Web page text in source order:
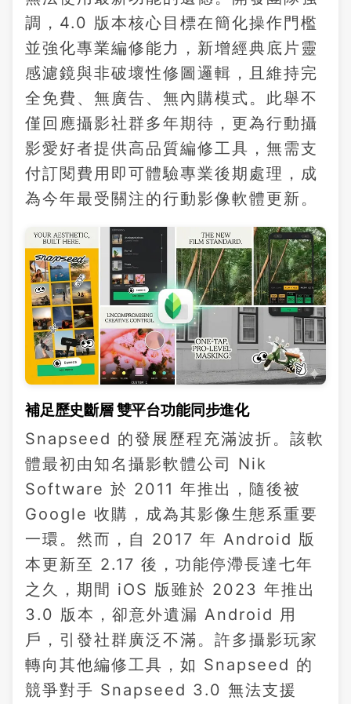
調，4.0 版本核心目標在簡化操作門檻
並強化專業編修能力，新增經典底片靈
感濾鏡與非破壞性修圖邏輯，且維持完
全免費、無廣告、無內購模式。此舉不
僅回應攝影社群多年期待，更為行動攝
影愛好者提供高品質編修工具，無需支
付訂閱費用即可體驗專業後期處理，成
為今年最受關注的行動影像軟體更新。
補足歷史斷層 雙平台功能同步進化
Snapseed 的發展歷程充滿波折。該軟
體最初由知名攝影軟體公司 Nik
Software 於 2011 年推出，隨後被
Google 收購，成為其影像生態系重要
一環。然而，自 2017 年 Android 版
本更新至 2.17 後，功能停滯長達七年
之久，期間 iOS 版雖於 2023 年推出
3.0 版本，卻意外遺漏 Android 用
戶，引發社群廣泛不滿。許多攝影玩家
轉向其他編修工具，如 Snapseed 的
競爭對手 Snapseed 3.0 無法支援